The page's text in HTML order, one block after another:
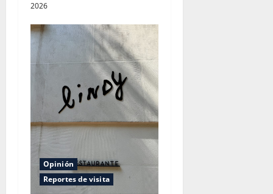
2026
Opinión
Reportes de visita